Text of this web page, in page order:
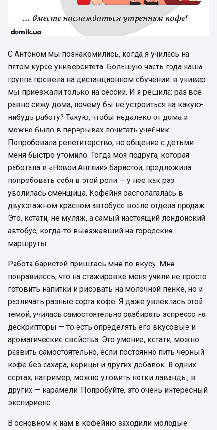
С Антоном мы познакомились, когда я училась на
пятом курсе университета. Большую часть года наша
группа провела на дистанционном обучении, в универ
мы приезжали только на сессии. И я решила: раз все
равно сижу дома, почему бы не устроиться на какую-
нибудь работу? Такую, чтобы недалеко от дома и
можно было в перерывах почитать учебник.
Попробовала репетиторство, но общение с детьми
меня быстро утомило. Тогда моя подруга, которая
работала в «Новой Англии» баристой, предложила
попробовать себя в этой роли — у нее как раз
уволилась сменщица. Кофейня располагалась в
двухэтажном красном автобусе возле отдела продаж.
Это, кстати, не муляж, а самый настоящий лондонский
автобус, когда-то выезжавший на городские
маршруты.
Работа баристой пришлась мне по вкусу. Мне
понравилось, что на стажировке меня учили не просто
готовить напитки и рисовать на молочной пенке, но и
различать разные сорта кофе. Я даже увлеклась этой
темой, училась самостоятельно разбирать эспрессо на
дескрипторы — то есть определять его вкусовые и
ароматические свойства. Это умение, кстати, можно
развить самостоятельно, если постоянно пить черный
кофе без сахара, корицы и других добавок. В одних
сортах, например, можно уловить нотки лаванды, в
других — карамели. Попробуйте, это очень интересный
экспириенс.
В основном к нам в кофейню заходили молодые